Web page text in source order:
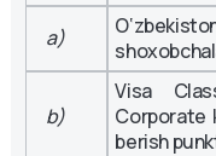
a)
b)
Visa
Corporate
berish